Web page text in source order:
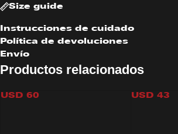
Size guide
Instrucciones de cuidado
Política de devoluciones
Envío
Productos relacionados
DENIM MINI SKIRT
USD 60
SHORT
USD 43